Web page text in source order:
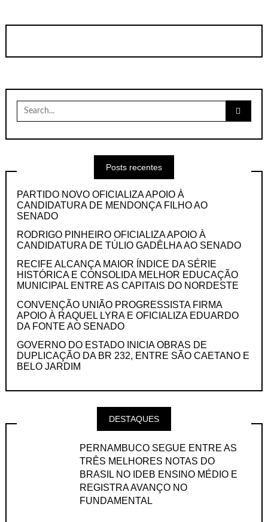
Search
for:
Posts recentes
PARTIDO NOVO OFICIALIZA APOIO À
CANDIDATURA DE MENDONÇA FILHO AO
SENADO
RODRIGO PINHEIRO OFICIALIZA APOIO À
CANDIDATURA DE TÚLIO GADÊLHA AO SENADO
RECIFE ALCANÇA MAIOR ÍNDICE DA SÉRIE
HISTÓRICA E CONSOLIDA MELHOR EDUCAÇÃO
MUNICIPAL ENTRE AS CAPITAIS DO NORDESTE
CONVENÇÃO UNIÃO PROGRESSISTA FIRMA
APOIO À RAQUEL LYRA E OFICIALIZA EDUARDO
DA FONTE AO SENADO
GOVERNO DO ESTADO INICIA OBRAS DE
DUPLICAÇÃO DA BR 232, ENTRE SÃO CAETANO E
BELO JARDIM
DESTAQUES
PERNAMBUCO SEGUE ENTRE AS
TRÊS MELHORES NOTAS DO
BRASIL NO IDEB ENSINO MÉDIO E
REGISTRA AVANÇO NO
FUNDAMENTAL